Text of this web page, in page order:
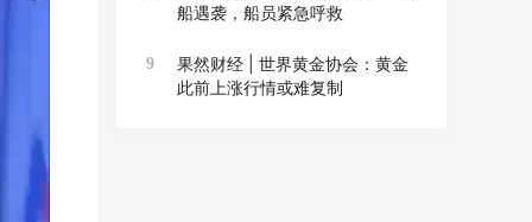
船遇袭，船员紧急呼救
9
果然财经 | 世界黄金协会：黄金
此前上涨行情或难复制